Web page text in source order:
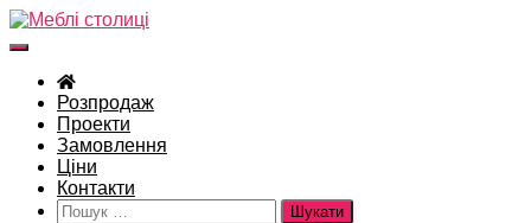
Перемкнути
навігацію
Розпродаж
Проекти
Замовлення
Ціни
Контакти
Пошук: